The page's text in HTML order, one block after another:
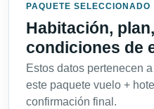
PAQUETE SELECCIONADO
Habitación,
condiciones de
Estos datos pertenecen
este paquete vuelo +
confirmación final.